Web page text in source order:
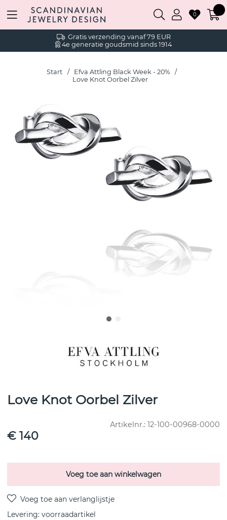
Gratis verzending vanaf 79 EUR
4e generatie goudsmid sinds 1914
0
Start
Efva Attling Black Week - 20%
Love Knot Oorbel Zilver
Love Knot Oorbel Zilver
Artikelnr.: 12-100-00968-0000
€ 140
Voeg toe aan winkelwagen
Levering: voorraadartikel